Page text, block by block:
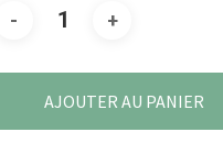
AJOUTER AU PANIER